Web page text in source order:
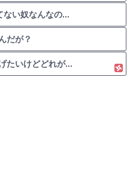
ない奴なんなの...
だが？
たいけどどれが...